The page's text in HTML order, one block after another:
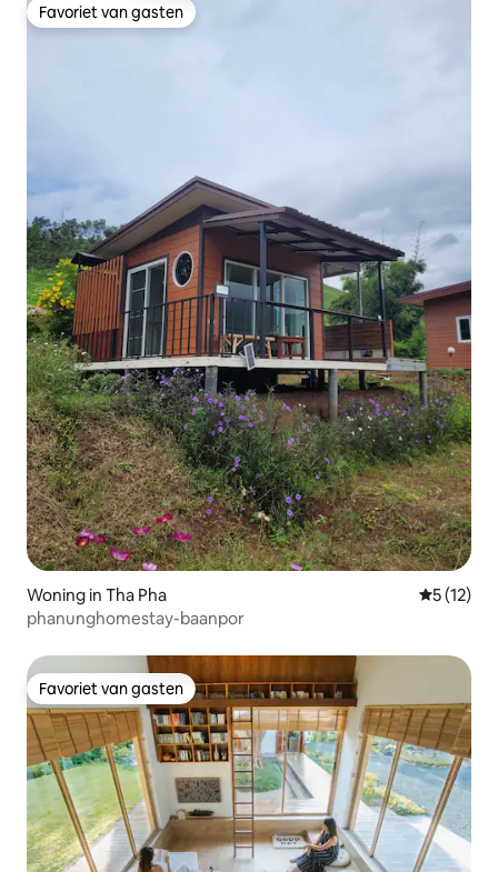
Favoriet van gasten
Favoriet van gasten
Woning in Tha Pha
5 (12)
phanunghomestay-baanpor
Favoriet van gasten
Favoriet van gasten